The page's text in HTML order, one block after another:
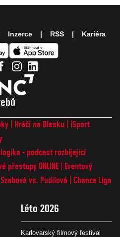
Hráči na Blesku
iSport
- podcast rozbíjející
přestupy ONLINE
Eventový
Szabová vs. Pudilová
Chance Liga
Léto 2026
Karlovarský filmový festival
Inzerce RSS Kariéra